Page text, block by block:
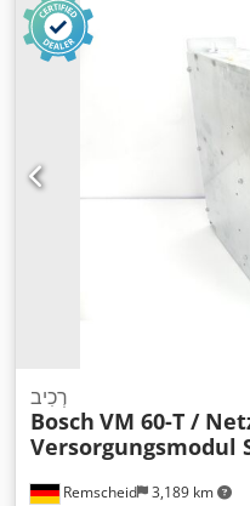
Remscheid 3,189 km
רְכִיב
Bosch VM 60-T /
Versorgungsmodul